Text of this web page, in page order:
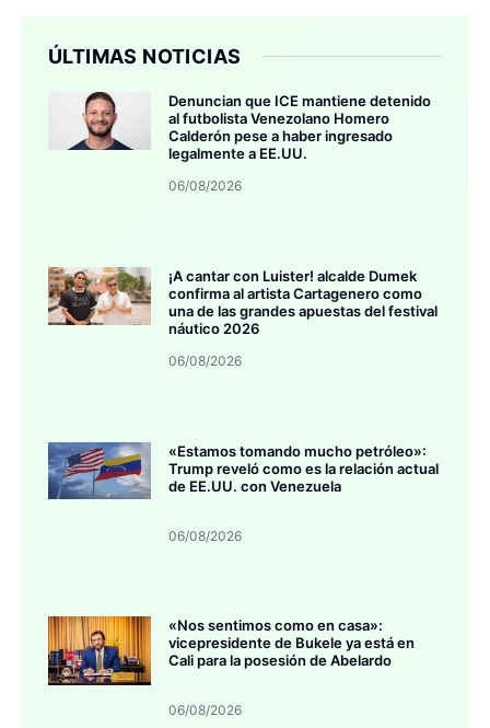
ÚLTIMAS NOTICIAS
Denuncian que ICE mantiene detenido
al futbolista Venezolano Homero
Calderón pese a haber ingresado
legalmente a EE.UU.
06/08/2026
¡A cantar con Luister! alcalde Dumek
confirma al artista Cartagenero como
una de las grandes apuestas del festival
náutico 2026
06/08/2026
«Estamos tomando mucho petróleo»:
Trump reveló como es la relación actual
de EE.UU. con Venezuela
06/08/2026
«Nos sentimos como en casa»:
vicepresidente de Bukele ya está en
Cali para la posesión de Abelardo
06/08/2026